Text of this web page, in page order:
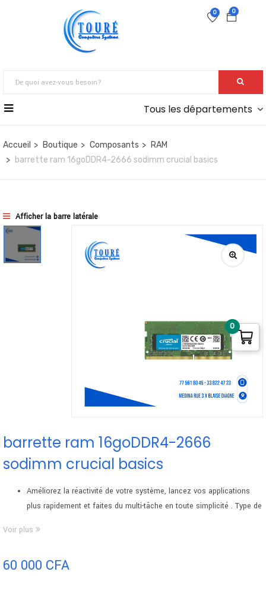
0
0
Tous les départements
Accueil Boutique Composants
RAM
barrette ram 16goDDR4-2666 sodimm crucial basics
Afficher la barre latérale
barrette ram 16goDDR4-2666
sodimm crucial basics
Améliorez la réactivité de votre système, lancez vos applications
plus rapidement et faites du multi-tâche en toute simplicité . Type de
Installation facile : aucune compétence informatique requise. Guides
Compatibilité garantie lorsque vous utilisez le Scanner Système ou
Voir plus
60 000 CFA
0